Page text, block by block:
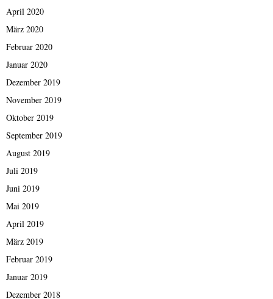
April 2020
März 2020
Februar 2020
Januar 2020
Dezember 2019
November 2019
Oktober 2019
September 2019
August 2019
Juli 2019
Juni 2019
Mai 2019
April 2019
März 2019
Februar 2019
Januar 2019
Dezember 2018